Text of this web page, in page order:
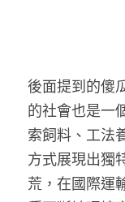
後面提到的傻
的社會也是一
索飼料、工法
方式展現出獨
荒，在國際運